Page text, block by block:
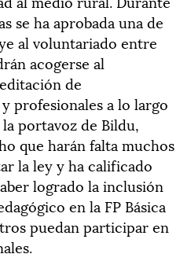
se ha aprobada una de
al voluntariado entre
acogerse al
de
profesionales a lo largo
portavoz de Bildu,
que harán falta muchos
la ley y ha calificado
logrado la inclusión
en la FP Básica
puedan participar en